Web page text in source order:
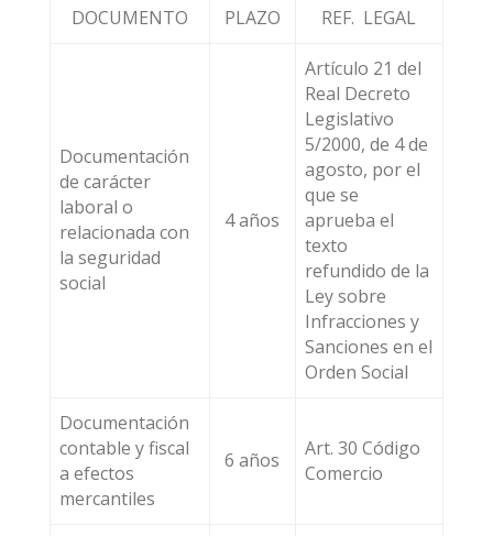
DOCUMENTO PLAZO REF. LEGAL
Documentación
de carácter
laboral o
relacionada con
la seguridad
social
4 años
Artículo 21 del
Real Decreto
Legislativo
5/2000, de 4 de
agosto, por el
que se
aprueba el
texto
refundido de la
Ley sobre
Infracciones y
Sanciones en el
Orden Social
Documentación
contable y fiscal
a efectos
mercantiles
6 años
Art. 30 Código
Comercio